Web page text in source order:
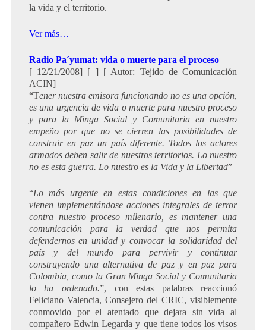
la vida y el territorio.
Ver más…
Radio Pa´yumat: vida o muerte para el proceso
[ 12/21/2008] [ ] [ Autor: Tejido de Comunicación
ACIN]
“Tener nuestra emisora funcionando no es una opción,
es una urgencia de vida o muerte para nuestro proceso
y para la Minga Social y Comunitaria en nuestro
empeño por que no se cierren las posibilidades de
construir en paz un país diferente. Todos los actores
armados deben salir de nuestros territorios. Lo nuestro
no es esta guerra. Lo nuestro es la Vida y la Libertad”
“Lo más urgente en estas condiciones en las que
vienen implementándose acciones integrales de terror
contra nuestro proceso milenario, es mantener una
comunicación para la verdad que nos permita
defendernos en unidad y convocar la solidaridad del
país y del mundo para pervivir y continuar
construyendo una alternativa de paz y en paz para
Colombia, como la Gran Minga Social y Comunitaria
lo ha ordenado.”, con estas palabras reaccionó
Feliciano Valencia, Consejero del CRIC, visiblemente
conmovido por el atentado que dejara sin vida al
compañero Edwin Legarda y que tiene todos los visos